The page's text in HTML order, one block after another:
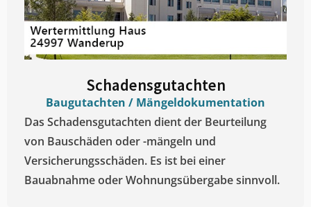
Schadensgutachten
Baugutachten / Mängeldokumentation
Das Schadensgutachten dient der Beurteilung
von Bauschäden oder -mängeln und
Versicherungsschäden. Es ist bei einer
Bauabnahme oder Wohnungsübergabe sinnvoll.